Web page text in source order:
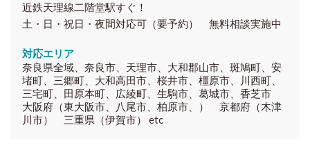
近鉄天理線二階堂駅すぐ！
土・日・祝日・夜間対応可（要予約） 無料相談実施中
対応エリア
奈良県全域、奈良市、天理市、大和郡山市、斑鳩町、安
堵町、三郷町、大和高田市、桜井市、橿原市、川西町、
三宅町、田原本町、広綾町、生駒市、葛城市、香芝市
大阪府（東大阪市、八尾市、柏原市、） 京都府（木津
川市） 三重県（伊賀市） etc